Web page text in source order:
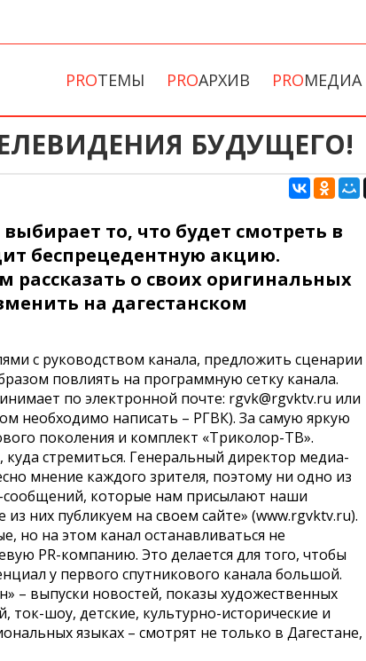
PROТЕМЫ PROАРХИВ PROМЕДИА
БУДУЩЕГО!
то, что будет смотреть в
беспрецедентную акцию.
рассказать о своих оригинальных
на дагестанском
с руководством канала, предложить сценарии
повлиять на программную сетку канала.
по электронной почте: rgvk@rgvktv.ru или
необходимо написать – РГВК). За самую яркую
поколения и комплект «Триколор-ТВ».
куда стремиться. Генеральный директор медиа-
мнение каждого зрителя, поэтому ни одно из
сообщений, которые нам присылают наши
них публикуем на своем сайте» (www.rgvktv.ru).
но на этом канал останавливаться не
PR-компанию. Это делается для того, чтобы
у первого спутникового канала большой.
– выпуски новостей, показы художественных
шоу, детские, культурно-исторические и
языках – смотрят не только в Дагестане,